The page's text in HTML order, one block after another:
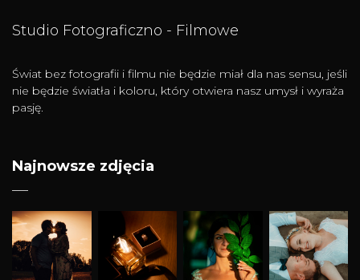
Studio Fotograficzno - Filmowe
Świat bez fotografii i filmu nie będzie miał dla nas sensu, jeśli
nie będzie światła i koloru, który otwiera nasz umysł i wyraża
pasję.
Najnowsze zdjęcia